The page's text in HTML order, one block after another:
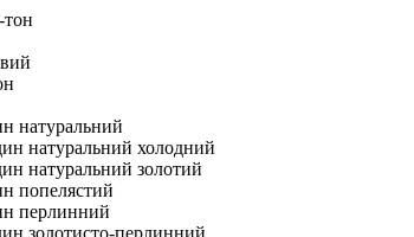
натуральний
натуральний холодний
натуральний золотий
попелястий
перлинний
золотисто-перлинний